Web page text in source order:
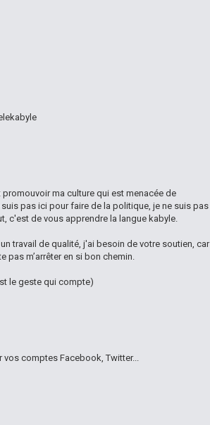
ma culture qui est menacée de
pas ici pour faire de la politique, je ne suis pas
c'est de vous apprendre la langue kabyle.
travail de qualité, j'ai besoin de votre soutien, car
pas m’arrêter en si bon chemin.
le geste qui compte)
vos comptes Facebook, Twitter...